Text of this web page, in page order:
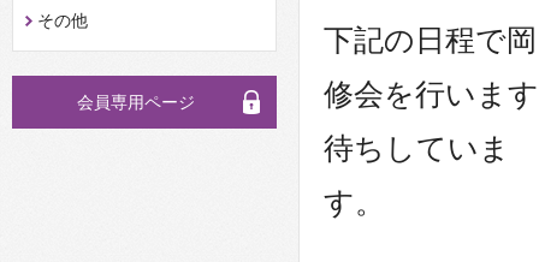
その他
会員専用ページ
下記の日程で
修会を行いま
待ちしていま
す。